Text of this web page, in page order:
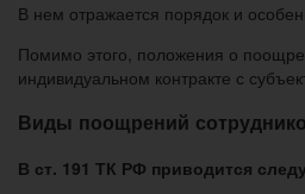
В нем отражается порядок и
Помимо этого, положения о
индивидуальном контракте с
Виды поощрений
В ст. 191 ТК РФ приводится